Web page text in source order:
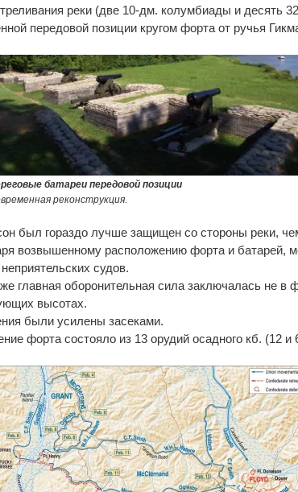
реки (две 10-дм. колумбиады и десять
передовой позиции кругом форта от ручья
батареи передовой позиции
реконструкция.
был гораздо лучше защищен со стороны реки,
возвышенному расположению форта и батарей,
судов.
главная оборонительная сила заключалась не в
высотах.
были усилены засеками.
форта состояло из 13 орудий осадного кб. (12